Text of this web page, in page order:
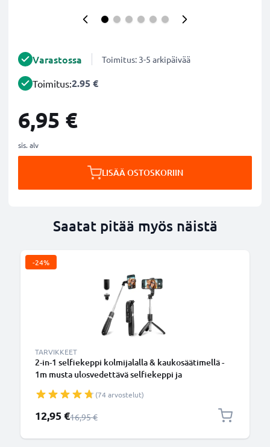
Varastossa Toimitus: 3-5 arkipäivää
Toimitus:2.95 €
6,95 €
sis. alv
LISÄÄ OSTOSKORIIN
Saatat pitää myös näistä
-24%
TARVIKKEET
2-in-1 selfiekeppi kolmijalalla & kaukosäätimellä -
1m musta ulosvedettävä selfiekeppi ja
kaukosäätimellä puhelimelle ja kameralle -
iPhonelle, GoProlle, Androidille ynm.
(74 arvostelut)
Erikoishinta
12,95 €Normaali hinta
16,95 €